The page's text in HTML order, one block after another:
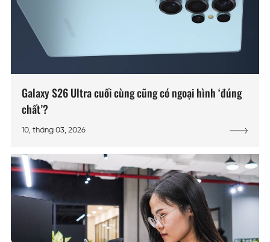
Galaxy S26 Ultra cuối cùng cũng có ngoại hình ‘đúng
chất’?
10, tháng 03, 2026